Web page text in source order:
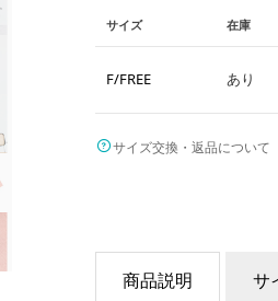
サイズ 在庫
F/FREE あり
サイズ交換・返品について
商品説明 サ